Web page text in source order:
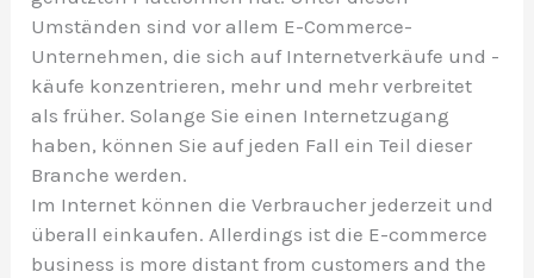
Umständen sind vor allem E-Commerce-
Unternehmen, die sich auf Internetverkäufe und -
käufe konzentrieren, mehr und mehr verbreitet
als früher. Solange Sie einen Internetzugang
haben, können Sie auf jeden Fall ein Teil dieser
Branche werden.
Im Internet können die Verbraucher jederzeit und
überall einkaufen. Allerdings ist die E-commerce
business is more distant from customers and the